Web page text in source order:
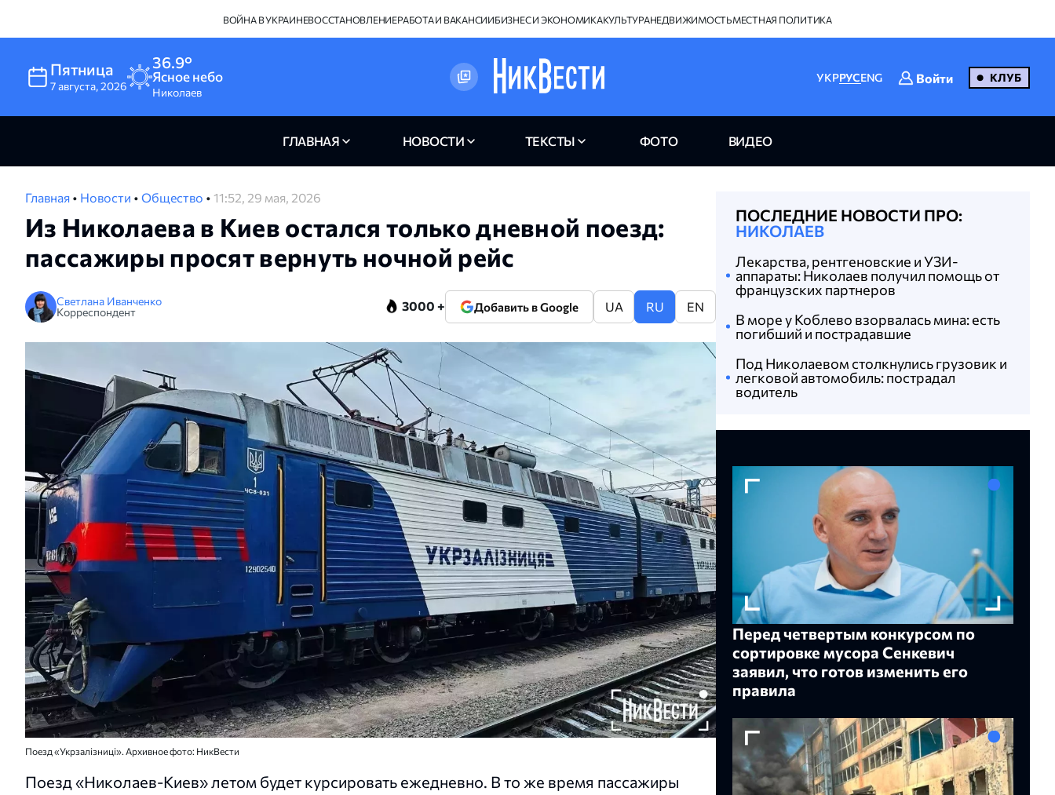
ВОЙНА В УКРАИНЕВОССТАНОВЛЕНИЕРАБОТА И ВАКАНСИИБИЗНЕС И ЭКОНОМИКАКУЛЬТУРАНЕДВИЖИМОСТЬМЕСТНАЯ ПОЛИТИКА
Пятница
7августа,2026
36.9°
Ясное небо
Николаев
УКРРУСENG Войти КЛУБ
ГЛАВНАЯ НОВОСТИ ТЕКСТЫ ФОТО ВИДЕО
Главная • Новости • Общество • 11:52, 29 мая, 2026
Из Николаева в Киев остался только дневной поезд:
пассажиры просят вернуть ночной рейс
Светлана Иванченко
Корреспондент
3000 + Добавить в Google UA RU EN
Поезд «Укрзалізниці». Архивное фото: НикВести
Поезд «Николаев-Киев» летом будет курсировать ежедневно. В то же время пассажиры
ПОСЛЕДНИЕ НОВОСТИ ПРО:
НИКОЛАЕВ
Лекарства, рентгеновские и УЗИ-
аппараты: Николаев получил помощь от
французских партнеров
В море у Коблево взорвалась мина: есть
погибший и пострадавшие
Под Николаевом столкнулись грузовик и
легковой автомобиль: пострадал
водитель
Перед четвертым конкурсом по
сортировке мусора Сенкевич
заявил, что готов изменить его
правила